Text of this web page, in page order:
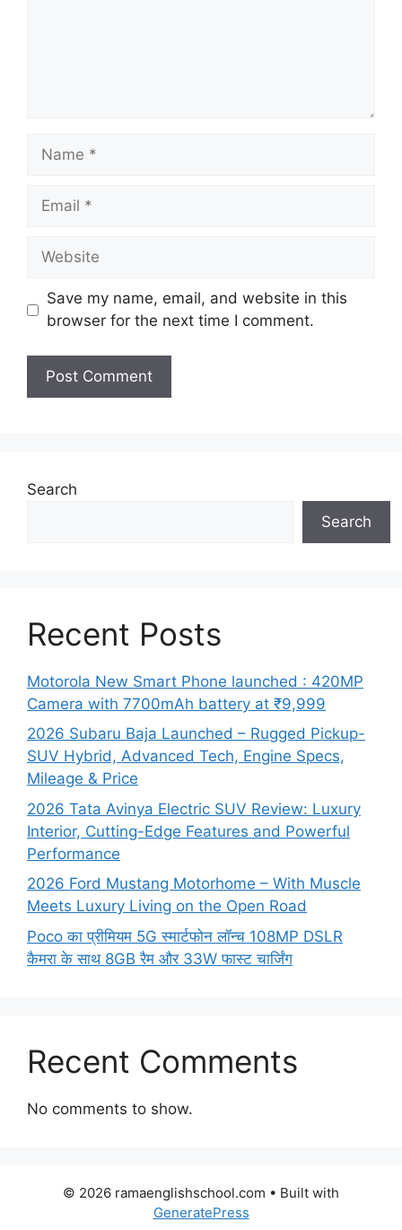
Name
Email
Website
Save my name, email, and website in this
browser for the next time I comment.
Search
Search
Recent Posts
Motorola New Smart Phone launched : 420MP
Camera with 7700mAh battery at ₹9,999
2026 Subaru Baja Launched – Rugged Pickup-
SUV Hybrid, Advanced Tech, Engine Specs,
Mileage & Price
2026 Tata Avinya Electric SUV Review: Luxury
Interior, Cutting-Edge Features and Powerful
Performance
2026 Ford Mustang Motorhome – With Muscle
Meets Luxury Living on the Open Road
Poco का प्रीमियम 5G स्मार्टफोन लॉन्च 108MP DSLR
कैमरा के साथ 8GB रैम और 33W फास्ट चार्जिंग
Recent Comments
No comments to show.
© 2026 ramaenglishschool.com • Built with
GeneratePress